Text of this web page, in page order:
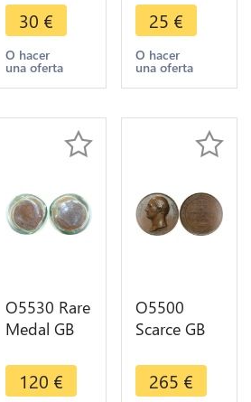
Token 1791
Hampshire
Southampton
->Make
30 €
O hacer
una oferta
Token
Sharp’s &
Chaldecott’s
Half Penny
25 €
O hacer
una oferta
O5530 Rare
Medal GB
Henry
Egerton Earl
120 €
O5500
Scarce GB
George
Canning
265 €